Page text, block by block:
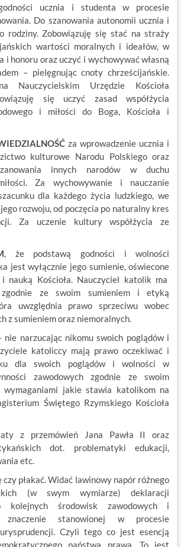
ucznia i studenta w procesie
Do szanowania autonomii ucznia i
rodziny. Zobowiązuję się stać na straży
wartości moralnych i ideałów, w
i honoru oraz uczyć i wychowywać własną
– pielęgnując cnoty chrześcijańskie.
Nauczycielskim Urzędzie Kościoła
się uczyć zasad współżycia
i miłości do Boga, Kościoła i
za wprowadzenie ucznia i
kulturowe Narodu Polskiego oraz
innych narodów w duchu
Za wychowywanie i nauczanie
dla każdego życia ludzkiego, we
rozwoju, od poczęcia po naturalny kres
Za uczenie kultury współżycia ze
, że podstawą godności i wolności
jest wyłącznie jego sumienie, oświecone
nauką Kościoła. Nauczyciel katolik ma
zgodnie ze swoim sumieniem i etyką
uwzględnia prawo sprzeciwu wobec
z sumieniem oraz niemoralnych.
nie narzucając nikomu swoich poglądów i
katoliccy mają prawo oczekiwać i
dla swoich poglądów i wolności w
zawodowych zgodnie ze swoim
wymaganiami jakie stawia katolikom na
Świętego Rzymskiego Kościoła
z przemówień Jana Pawła II oraz
dot. problematyki edukacji,
etc.
czy płakać. Widać lawinowy napór różnego
(w swym wymiarze) deklaracji
kolejnych środowisk zawodowych i
znaczenie stanowionej w procesie
Czyli tego co jest esencją
państwa prawa. To jest